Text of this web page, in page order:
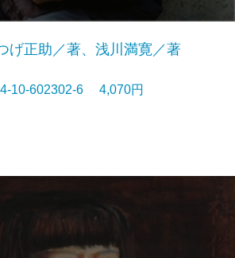
げ正助／著、浅川満寛／著
10-602302-6 4,070円